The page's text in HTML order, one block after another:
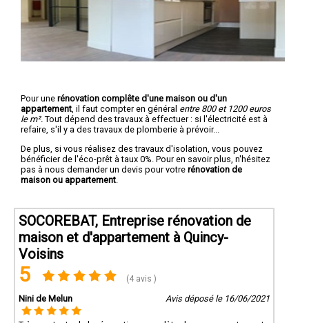
Pour une rénovation complête d'une maison ou d'un
appartement , il faut compter en général entre 800 et 1200 euros
le m². Tout dépend des travaux à effectuer : si l'électricité est à
refaire, s'il y a des travaux de plomberie à prévoir...
De plus, si vous réalisez des travaux d'isolation, vous pouvez
bénéficier de l'éco-prêt à taux 0%. Pour en savoir plus, n'hésitez
pas à nous demander un devis pour votre rénovation de
maison ou appartement
SOCOREBAT, Entreprise rénovation de
maison et d'appartement à Quincy-
Voisins
5 (4 avis )
Nini de Melun Avis déposé le 16/06/2021